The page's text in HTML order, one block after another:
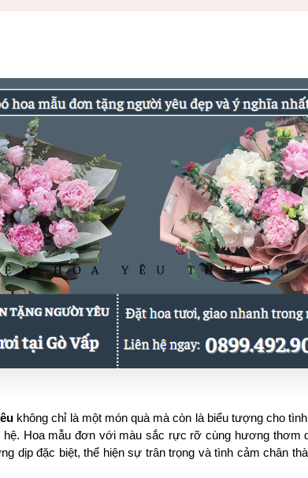
không chỉ là một món quà mà còn là biểu tượng cho
hệ. Hoa mẫu đơn với màu sắc rực rỡ cùng hương thơm
dịp đặc biệt, thể hiện sự trân trọng và tình cảm chân